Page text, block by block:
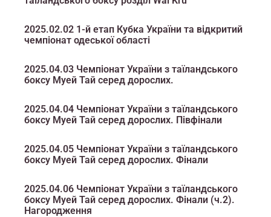
2025.02.02 1-й етап Кубка України та відкритий
чемпіонат одеської області
2025.04.03 Чемпіонат України з таїландського
боксу Муей Тай серед дорослих.
2025.04.04 Чемпіонат України з таїландського
боксу Муей Тай серед дорослих. Півфінали
2025.04.05 Чемпіонат України з таїландського
боксу Муей Тай серед дорослих. Фінали
2025.04.06 Чемпіонат України з таїландського
боксу Муей Тай серед дорослих. Фінали (ч.2).
Нагородження